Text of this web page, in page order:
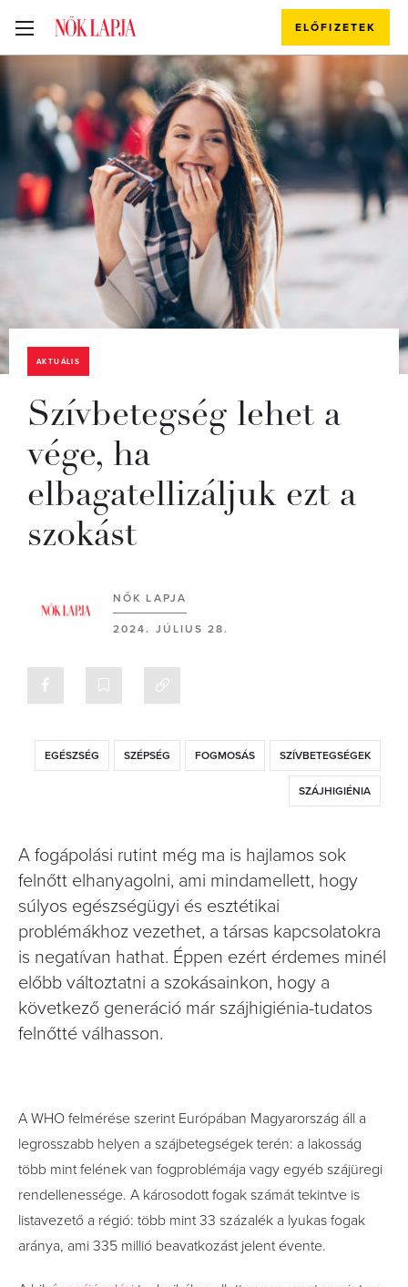
ELŐFIZETEK
AKTUÁLIS
Szívbetegség lehet a
vége, ha
elbagatellizáljuk ezt a
szokást
NŐK LAPJA
2024. JÚLIUS 28.
EGÉSZSÉG SZÉPSÉG FOGMOSÁS SZÍVBETEGSÉGEK
SZÁJHIGIÉNIA
A fogápolási rutint még ma is hajlamos sok
felnőtt elhanyagolni, ami mindamellett, hogy
súlyos egészségügyi és esztétikai
problémákhoz vezethet, a társas kapcsolatokra
is negatívan hathat. Éppen ezért érdemes minél
előbb változtatni a szokásainkon, hogy a
következő generáció már szájhigiénia-tudatos
felnőtté válhasson.
A WHO felmérése szerint Európában Magyarország áll a
legrosszabb helyen a szájbetegségek terén: a lakosság
több mint felének van fogproblémája vagy egyéb szájüregi
rendellenessége. A károsodott fogak számát tekintve is
listavezető a régió: több mint 33 százalék a lyukas fogak
aránya, ami 335 millió beavatkozást jelent évente.